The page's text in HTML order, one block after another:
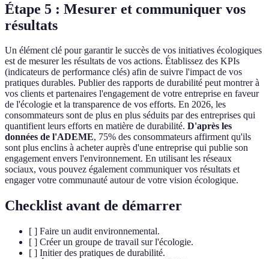
Étape 5 : Mesurer et communiquer vos
résultats
Un élément clé pour garantir le succès de vos initiatives écologiques
est de mesurer les résultats de vos actions. Établissez des KPIs
(indicateurs de performance clés) afin de suivre l'impact de vos
pratiques durables. Publier des rapports de durabilité peut montrer à
vos clients et partenaires l'engagement de votre entreprise en faveur
de l'écologie et la transparence de vos efforts. En 2026, les
consommateurs sont de plus en plus séduits par des entreprises qui
quantifient leurs efforts en matière de durabilité. D'après les
données de l'ADEME, 75% des consommateurs affirment qu'ils
sont plus enclins à acheter auprès d'une entreprise qui publie son
engagement envers l'environnement. En utilisant les réseaux
sociaux, vous pouvez également communiquer vos résultats et
engager votre communauté autour de votre vision écologique.
Checklist avant de démarrer
[ ] Faire un audit environnemental.
[ ] Créer un groupe de travail sur l'écologie.
[ ] Initier des pratiques de durabilité.